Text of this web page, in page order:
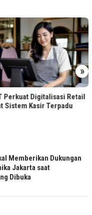
»
Perkuat Digitalisasi Retail
Sistem Kasir Terpadu
Memberikan Dukungan
Jakarta saat
Dibuka